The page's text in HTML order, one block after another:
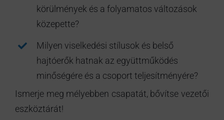
körülmények és a folyamatos változások
közepette?
Milyen viselkedési stílusok és belső
hajtóerők hatnak az együttműködés
minőségére és a csoport teljesítményére?
Ismerje meg mélyebben csapatát, bővítse vezetői
eszköztárát!